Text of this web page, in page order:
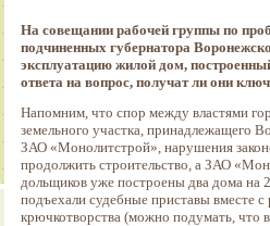
На совещании рабочей группы по
подчиненных губернатора
эксплуатацию жилой дом,
ответа на вопрос, получат ли они
Напомним, что спор между властями
земельного участка, принадлежащего
ЗАО «Монолитстрой», нарушения
продолжить строительство, а ЗАО
дольщиков уже построены два дома на
подъехали судебные приставы вместе
крючкотворства (можно подумать, что